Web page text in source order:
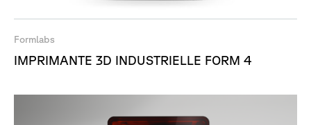
Formlabs
IMPRIMANTE 3D INDUSTRIELLE FORM 4